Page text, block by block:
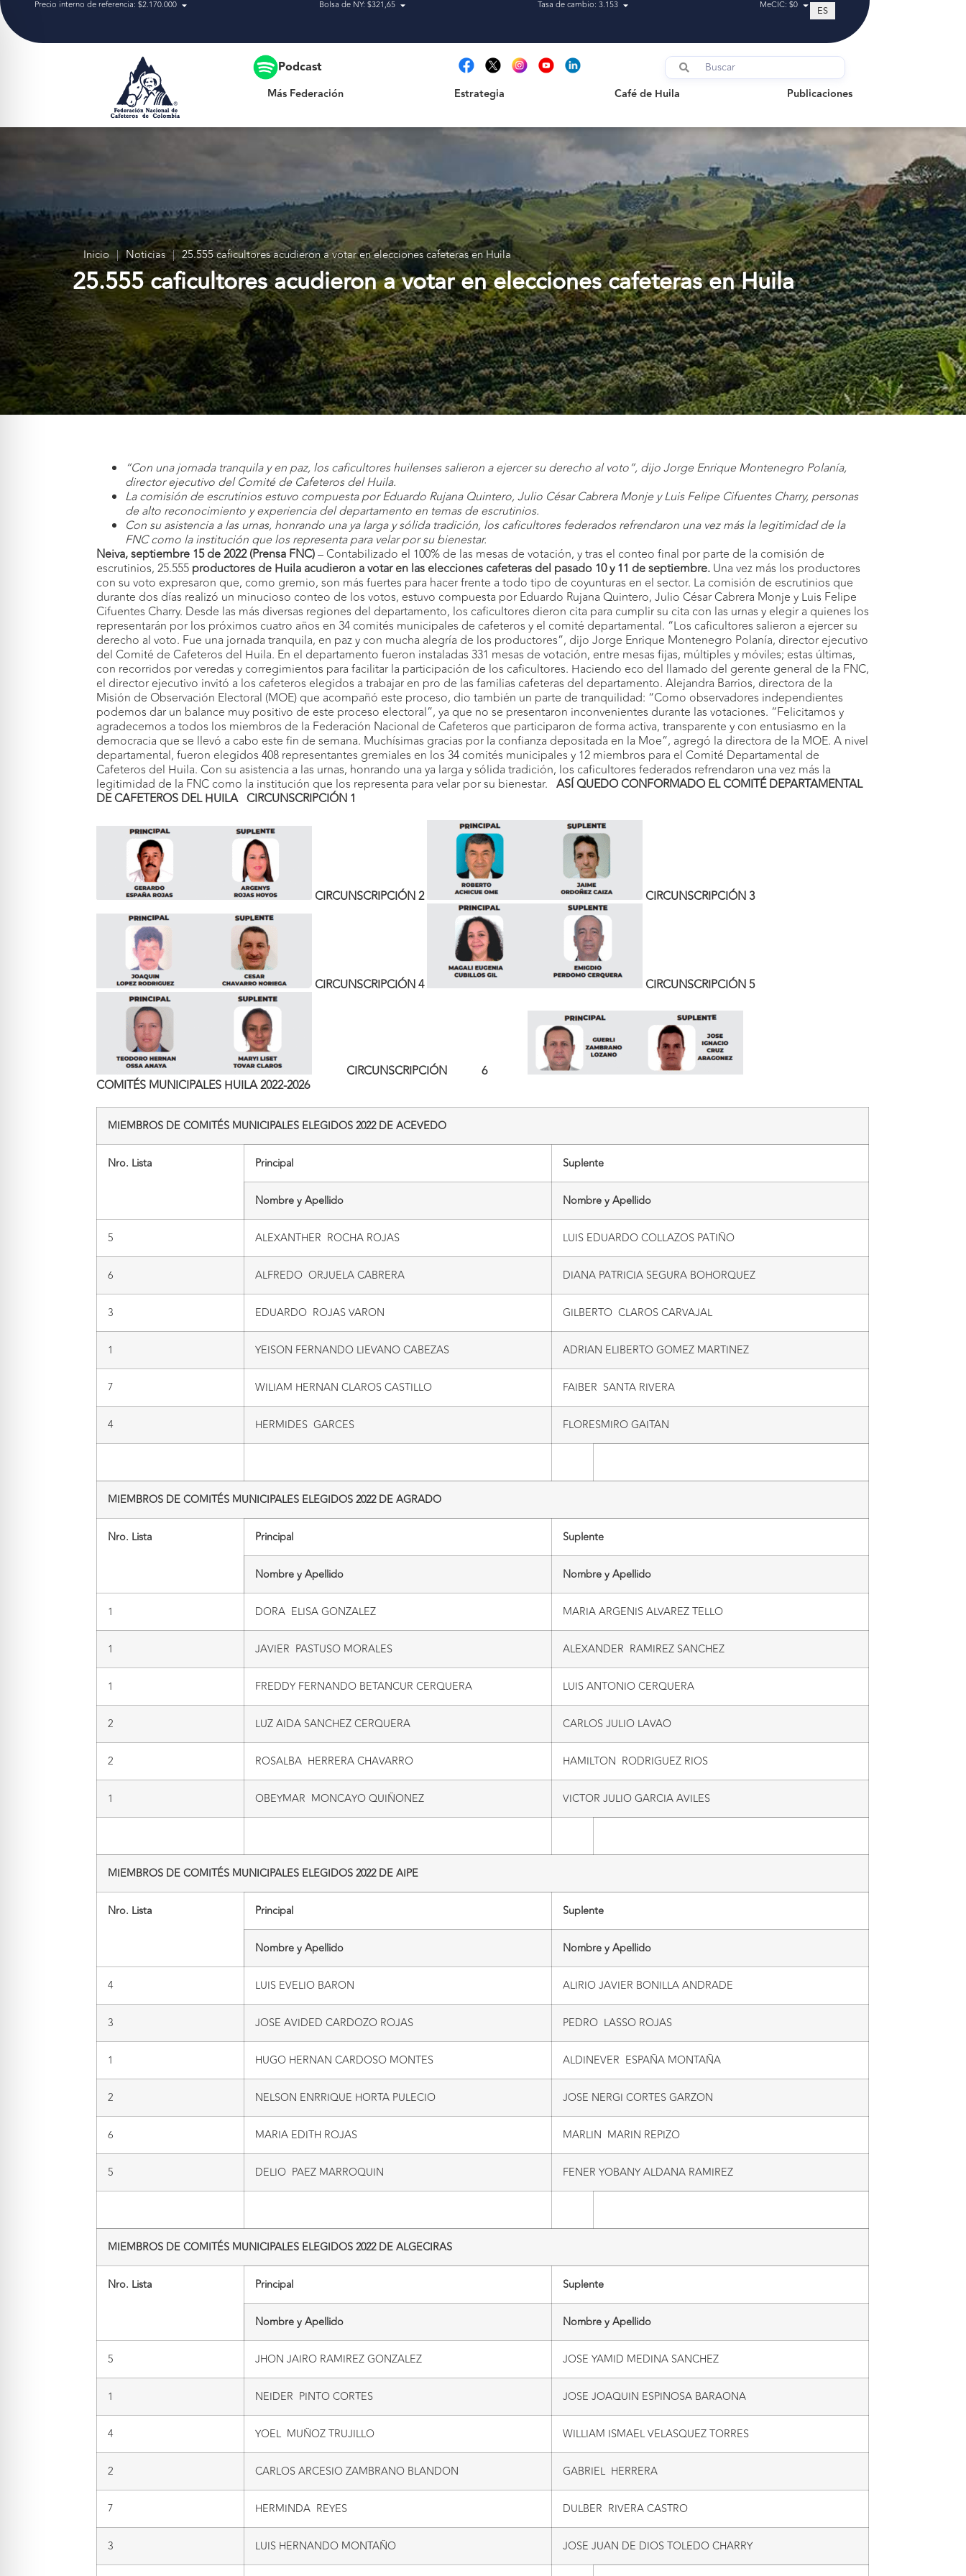
Precio interno de referencia: $2.170.000 Bolsa de NY: $321,65 Tasa de cambio: 3.153 MeCIC: $0 ES
Podcast
Más Federación Estrategia Café de Huila Publicaciones
Publicaciones
Inicio | Noticias | 25.555 caficultores acudieron a votar en elecciones cafeteras en Huila
25.555 caficultores acudieron a votar en elecciones cafeteras en Huila
“Con una jornada tranquila y en paz, los caficultores huilenses salieron a ejercer su derecho al voto”, dijo Jorge Enrique Montenegro Polanía,
director ejecutivo del Comité de Cafeteros del Huila.
La comisión de escrutinios estuvo compuesta por Eduardo Rujana Quintero, Julio César Cabrera Monje y Luis Felipe Cifuentes Charry, personas
de alto reconocimiento y experiencia del departamento en temas de escrutinios.
Con su asistencia a las urnas, honrando una ya larga y sólida tradición, los caficultores federados refrendaron una vez más la legitimidad de la
FNC como la institución que los representa para velar por su bienestar.
Neiva, septiembre 15 de 2022 (Prensa FNC)– Contabilizado el 100% de las mesas de votación, y tras el conteo final por parte de la comisión de
escrutinios, 25.555 productores de Huila acudieron a votar en las elecciones cafeteras del pasado 10 y 11 de septiembre. Una vez más los productores
con su voto expresaron que, como gremio, son más fuertes para hacer frente a todo tipo de coyunturas en el sector. La comisión de escrutinios que
durante dos días realizó un minucioso conteo de los votos, estuvo compuesta por Eduardo Rujana Quintero, Julio César Cabrera Monje y Luis Felipe
Cifuentes Charry. Desde las más diversas regiones del departamento, los caficultores dieron cita para cumplir su cita con las urnas y elegir a quienes los
representarán por los próximos cuatro años en 34 comités municipales de cafeteros y el comité departamental. “Los caficultores salieron a ejercer su
derecho al voto. Fue una jornada tranquila, en paz y con mucha alegría de los productores”, dijo Jorge Enrique Montenegro Polanía, director ejecutivo
del Comité de Cafeteros del Huila. En el departamento fueron instaladas 331 mesas de votación, entre mesas fijas, múltiples y móviles; estas últimas,
con recorridos por veredas y corregimientos para facilitar la participación de los caficultores. Haciendo eco del llamado del gerente general de la FNC,
el director ejecutivo invitó a los cafeteros elegidos a trabajar en pro de las familias cafeteras del departamento. Alejandra Barrios, directora de la
Misión de Observación Electoral (MOE) que acompañó este proceso, dio también un parte de tranquilidad: “Como observadores independientes
podemos dar un balance muy positivo de este proceso electoral”, ya que no se presentaron inconvenientes durante las votaciones. “Felicitamos y
agradecemos a todos los miembros de la Federación Nacional de Cafeteros que participaron de forma activa, transparente y con entusiasmo en la
democracia que se llevó a cabo este fin de semana. Muchísimas gracias por la confianza depositada en la Moe”, agregó la directora de la MOE. A nivel
departamental, fueron elegidos 408 representantes gremiales en los 34 comités municipales y 12 miembros para el Comité Departamental de
Cafeteros del Huila. Con su asistencia a las urnas, honrando una ya larga y sólida tradición, los caficultores federados refrendaron una vez más la
legitimidad de la FNC como la institución que los representa para velar por su bienestar.ASÍ QUEDO CONFORMADO EL COMITÉ DEPARTAMENTAL
DE CAFETEROS DEL HUILA CIRCUNSCRIPCIÓN 1
CIRCUNSCRIPCIÓN 2 CIRCUNSCRIPCIÓN 3
CIRCUNSCRIPCIÓN 4 CIRCUNSCRIPCIÓN 5
CIRCUNSCRIPCIÓN 6
COMITÉS MUNICIPALES HUILA 2022-2026
MIEMBROS DE COMITÉS MUNICIPALES ELEGIDOS 2022 DE ACEVEDO
Nro. Lista Principal Suplente
Nombre y Apellido Nombre y Apellido
5 ALEXANTHER ROCHA ROJAS LUIS EDUARDO COLLAZOS PATIÑO
6 ALFREDO ORJUELA CABRERA DIANA PATRICIA SEGURA BOHORQUEZ
3 EDUARDO ROJAS VARON GILBERTO CLAROS CARVAJAL
1 YEISON FERNANDO LIEVANO CABEZAS ADRIAN ELIBERTO GOMEZ MARTINEZ
7 WILIAM HERNAN CLAROS CASTILLO FAIBER SANTA RIVERA
4 HERMIDES GARCES FLORESMIRO GAITAN
MIEMBROS DE COMITÉS MUNICIPALES ELEGIDOS 2022 DE AGRADO
Nro. Lista Principal Suplente
Nombre y Apellido Nombre y Apellido
1 DORA ELISA GONZALEZ MARIA ARGENIS ALVAREZ TELLO
1 JAVIER PASTUSO MORALES ALEXANDER RAMIREZ SANCHEZ
1 FREDDY FERNANDO BETANCUR CERQUERA LUIS ANTONIO CERQUERA
2 LUZ AIDA SANCHEZ CERQUERA CARLOS JULIO LAVAO
2 ROSALBA HERRERA CHAVARRO HAMILTON RODRIGUEZ RIOS
1 OBEYMAR MONCAYO QUIÑONEZ VICTOR JULIO GARCIA AVILES
MIEMBROS DE COMITÉS MUNICIPALES ELEGIDOS 2022 DE AIPE
Nro. Lista Principal Suplente
Nombre y Apellido Nombre y Apellido
4 LUIS EVELIO BARON ALIRIO JAVIER BONILLA ANDRADE
3 JOSE AVIDED CARDOZO ROJAS PEDRO LASSO ROJAS
1 HUGO HERNAN CARDOSO MONTES ALDINEVER ESPAÑA MONTAÑA
2 NELSON ENRRIQUE HORTA PULECIO JOSE NERGI CORTES GARZON
6 MARIA EDITH ROJAS MARLIN MARIN REPIZO
5 DELIO PAEZ MARROQUIN FENER YOBANY ALDANA RAMIREZ
MIEMBROS DE COMITÉS MUNICIPALES ELEGIDOS 2022 DE ALGECIRAS
Nro. Lista Principal Suplente
Nombre y Apellido Nombre y Apellido
5 JHON JAIRO RAMIREZ GONZALEZ JOSE YAMID MEDINA SANCHEZ
1 NEIDER PINTO CORTES JOSE JOAQUIN ESPINOSA BARAONA
4 YOEL MUÑOZ TRUJILLO WILLIAM ISMAEL VELASQUEZ TORRES
2 CARLOS ARCESIO ZAMBRANO BLANDON GABRIEL HERRERA
7 HERMINDA REYES DULBER RIVERA CASTRO
3 LUIS HERNANDO MONTAÑO JOSE JUAN DE DIOS TOLEDO CHARRY